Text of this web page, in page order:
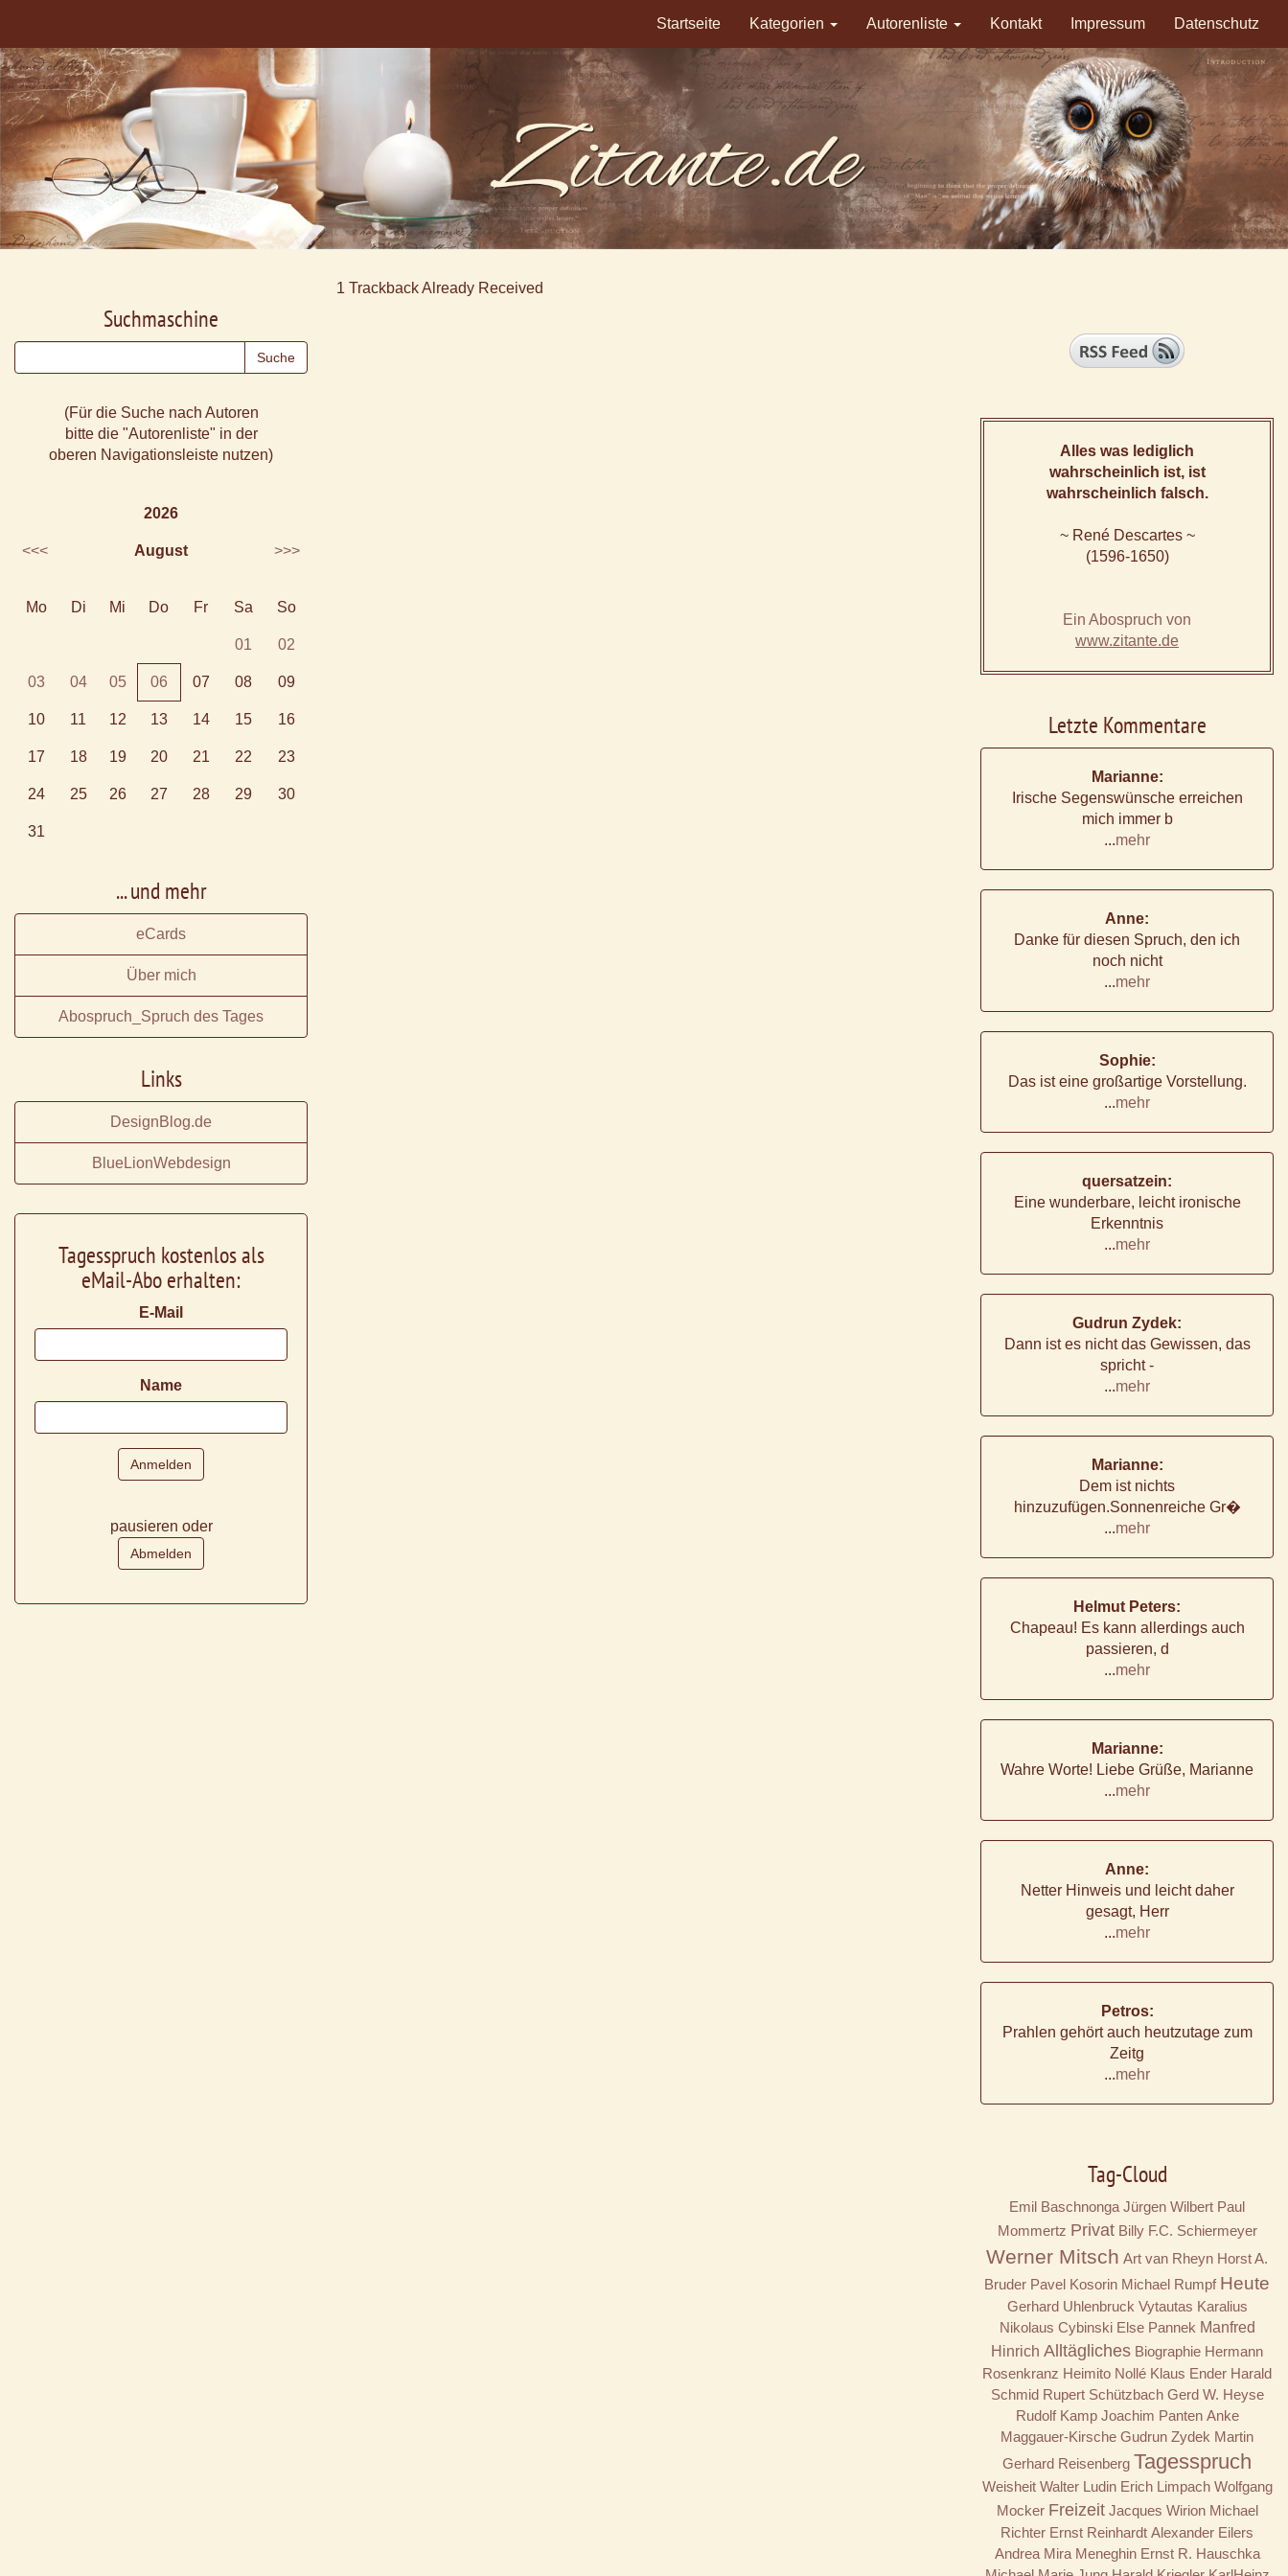
Startseite Kategorien Autorenliste Kontakt Impressum Datenschutz
1 Trackback Already Received
Suchmaschine
(Für die Suche nach Autoren
bitte die "Autorenliste" in der
oberen Navigationsleiste nutzen)
2026
<<< August >>>
Mo Di Mi Do Fr Sa So
01 02
03 04 05 06 07 08 09
10 11 12 13 14 15 16
17 18 19 20 21 22 23
24 25 26 27 28 29 30
31
... und mehr
eCards
Über mich
Abospruch_Spruch des Tages
Links
DesignBlog.de
BlueLionWebdesign
Tagesspruch kostenlos als
eMail-Abo erhalten:
E-Mail
Name
pausieren oder
Alles was lediglich
wahrscheinlich ist, ist
wahrscheinlich falsch.
~ René Descartes ~
(1596-1650)
Ein Abospruch von
www.zitante.de
Letzte Kommentare
Marianne:
Irische Segenswünsche erreichen
mich immer b
...mehr
Anne:
Danke für diesen Spruch, den ich
noch nicht
...mehr
Sophie:
Das ist eine großartige Vorstellung.
...mehr
quersatzein:
Eine wunderbare, leicht ironische
Erkenntnis
...mehr
Gudrun Zydek:
Dann ist es nicht das Gewissen, das
spricht -
...mehr
Marianne:
Dem ist nichts
hinzuzufügen.Sonnenreiche Gr�
...mehr
Helmut Peters:
Chapeau! Es kann allerdings auch
passieren, d
...mehr
Marianne:
Wahre Worte! Liebe Grüße, Marianne
...mehr
Anne:
Netter Hinweis und leicht daher
gesagt, Herr
...mehr
Petros:
Prahlen gehört auch heutzutage zum
Zeitg
...mehr
Tag-Cloud
Emil Baschnonga Jürgen Wilbert Paul
Mommertz Privat Billy F.C. Schiermeyer
Werner Mitsch Art van Rheyn Horst A.
Bruder Pavel Kosorin Michael Rumpf Heute
Gerhard Uhlenbruck Vytautas Karalius
Nikolaus Cybinski Else Pannek Manfred
Hinrich Alltägliches Biographie Hermann
Rosenkranz Heimito Nollé Klaus Ender Harald
Schmid Rupert Schützbach Gerd W. Heyse
Rudolf Kamp Joachim Panten Anke
Maggauer-Kirsche Gudrun Zydek Martin
Gerhard Reisenberg Tagesspruch
Weisheit Walter Ludin Erich Limpach Wolfgang
Mocker Freizeit Jacques Wirion Michael
Richter Ernst Reinhardt Alexander Eilers
Andrea Mira Meneghin Ernst R. Hauschka